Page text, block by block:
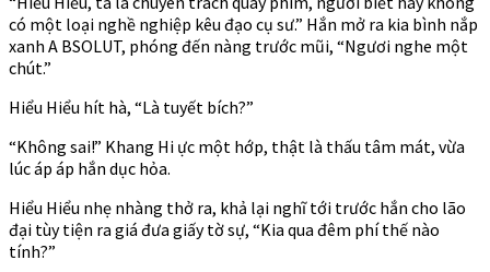
có một loại nghề nghiệp kêu đạo cụ sư.” Hắn mở ra kia bình nắp
xanh A BSOLUT, phóng đến nàng trước mũi, “Ngươi nghe một
chút.”
Hiểu Hiểu hít hà, “Là tuyết bích?”
“Không sai!” Khang Hi ực một hớp, thật là thấu tâm mát, vừa
lúc áp áp hắn dục hỏa.
Hiểu Hiểu nhẹ nhàng thở ra, khả lại nghĩ tới trước hắn cho lão
đại tùy tiện ra giá đưa giấy tờ sự, “Kia qua đêm phí thế nào
tính?”